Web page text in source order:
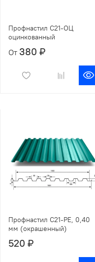
Профнастил С21-ОЦ
оцинкованный
От 380 ₽
Профнастил С21-РЕ, 0,40
мм (окрашенный)
520 ₽